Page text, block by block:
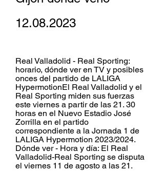
12.08.2023
Real Valladolid - Real Sporting:
horario, dónde ver en TV y posibles
onces del partido de LALIGA
HypermotionEl Real Valladolid y el
Real Sporting miden sus fuerzas
este viernes a partir de las 21. 30
horas en el Nuevo Estadio José
Zorrilla en el partido
correspondiente a la Jornada 1 de
LALIGA Hypermotion 2023/2024.
Dónde ver - Hora y día: El Real
Valladolid-Real Sporting se disputa
el viernes 11 de agosto a las 21.